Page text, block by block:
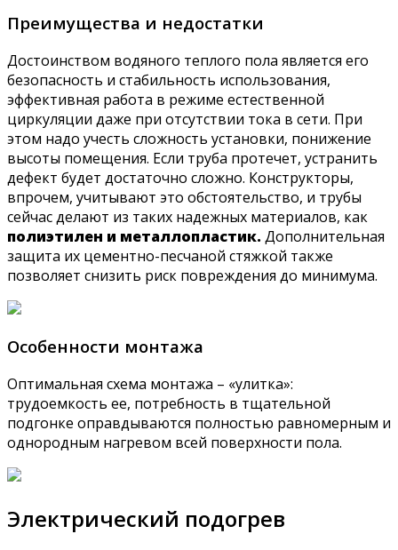
Преимущества и недостатки
Достоинством водяного теплого пола является его
безопасность и стабильность использования,
эффективная работа в режиме естественной
циркуляции даже при отсутствии тока в сети. При
этом надо учесть сложность установки, понижение
высоты помещения. Если труба протечет, устранить
дефект будет достаточно сложно. Конструкторы,
впрочем, учитывают это обстоятельство, и трубы
сейчас делают из таких надежных материалов, как
полиэтилен и металлопластик. Дополнительная
защита их цементно-песчаной стяжкой также
позволяет снизить риск повреждения до минимума.
Особенности монтажа
Оптимальная схема монтажа – «улитка»:
трудоемкость ее, потребность в тщательной
подгонке оправдываются полностью равномерным и
однородным нагревом всей поверхности пола.
Электрический подогрев